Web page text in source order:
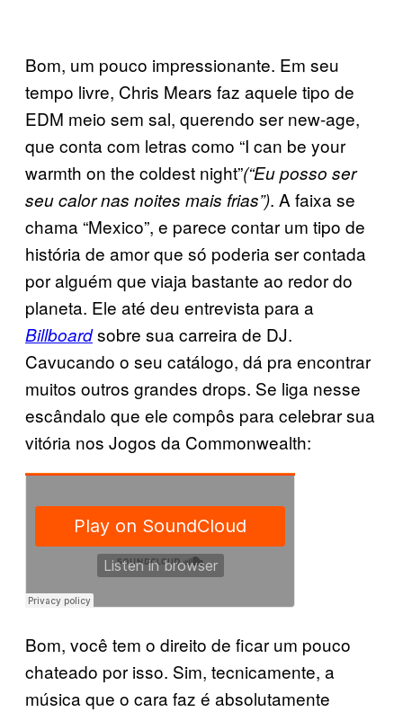
Bom, um pouco impressionante. Em seu
tempo livre, Chris Mears faz aquele tipo de
EDM meio sem sal, querendo ser new-age,
que conta com letras como “I can be your
warmth on the coldest night”(“Eu posso ser
seu calor nas noites mais frias”). A faixa se
chama “Mexico”, e parece contar um tipo de
história de amor que só poderia ser contada
por alguém que viaja bastante ao redor do
planeta. Ele até deu entrevista para a
Billboardsobre sua carreira de DJ.
Cavucando o seu catálogo, dá pra encontrar
muitos outros grandes drops. Se liga nesse
escândalo que ele compôs para celebrar sua
vitória nos Jogos da Commonwealth:
Bom, você tem o direito de ficar um pouco
chateado por isso. Sim, tecnicamente, a
música que o cara faz é absolutamente